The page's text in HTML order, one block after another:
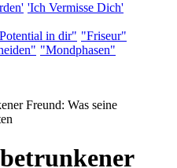
'Ich Vermisse Dich'
in dir" "Friseur"
"Mondphasen"
Freund: Was seine